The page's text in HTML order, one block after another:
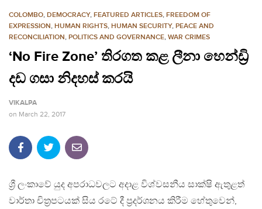
COLOMBO, DEMOCRACY, FEATURED ARTICLES, FREEDOM OF
EXPRESSION, HUMAN RIGHTS, HUMAN SECURITY, PEACE AND
RECONCILIATION, POLITICS AND GOVERNANCE, WAR CRIMES
‘No Fire Zone’ තිරගත කළ ලීනා හෙන්ඩ්‍රි
දඩ ගසා නිදහස් කරයි
VIKALPA
on March 22, 2017
ශ්‍රී ලංකාවේ යුද අපරාධවලට අදාළ විශ්වසනීය සාක්ෂි ඇතුළත්
වාර්තා චිත්‍ර‍පටයක් සිය රටේ දී ප්‍රදර්ශනය කිරීම හේතුවෙන්,